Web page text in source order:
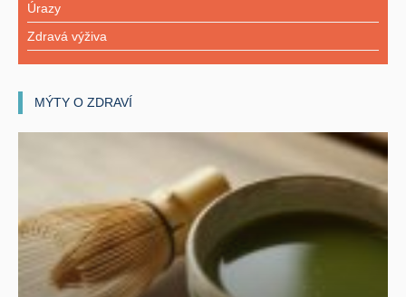
Úrazy
Zdravá výživa
MÝTY O ZDRAVÍ